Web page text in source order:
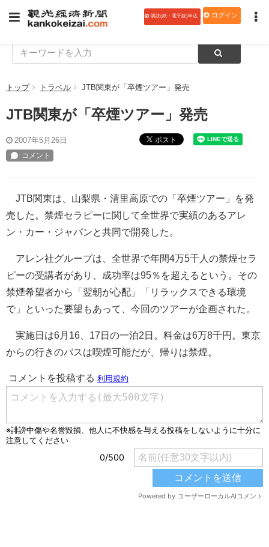
購読(紙・電子版)申込 ログイン
トップ トラベル JTB関東が「卒煙ツアー」発売
JTB関東が「卒煙ツアー」発売
2007年5月26日 ポスト
JTB関東は、山梨県・清里高原での「卒煙ツアー」を発
売した。禁煙セラピーに関して全世界で実績のあるアレ
ン・カー・ジャパンと共同で開発した。
アレン社グループは、全世界で年間4万5千人の禁煙セラ
ピーの受講者があり、成功率は95％を超えるという。その
禁煙希望者から「翌朝が心配」「リラックスできる環境
で」といった要望もあって、今回のツアーが企画された。
実施日は6月16、17日の一泊2日。料金は6万8千円。東京
からの行きのバスは喫煙可能だが、帰りは禁煙。